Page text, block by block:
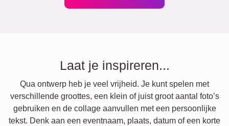
Laat je inspireren...
Qua ontwerp heb je veel vrijheid. Je kunt spelen met
verschillende groottes, een klein of juist groot aantal foto’s
gebruiken en de collage aanvullen met een persoonlijke
tekst. Denk aan een eventnaam, plaats, datum of een korte